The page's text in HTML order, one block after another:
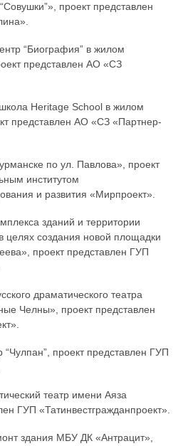
проект представлен
“Биография” в жилом
представлен АО «СЗ
Heritage School в жилом
представлен АО «СЗ «Партнер-
по ул. Павлова», проект
институтом
и развития «Мирпроект».
зданий и территории
целях создания новой площадки
проект представлен ГУП
драматического театра
Челны», проект представлен
проект представлен ГУП
театр имени Аяза
ГУП «Татинвестгражданпроект».
здания МБУ ДК «Антрацит»,